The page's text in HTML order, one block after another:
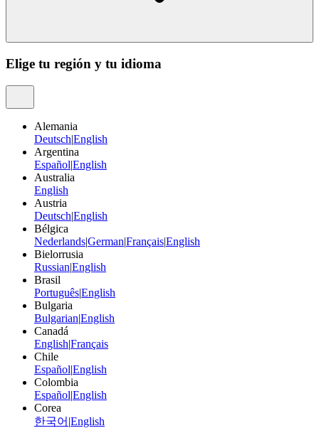
Elige tu región y tu idioma
Alemania
Deutsch|English
Argentina
Español|English
Australia
English
Austria
Deutsch|English
Bélgica
Nederlands|German|Français|English
Bielorrusia
Russian|English
Brasil
Português|English
Bulgaria
Bulgarian|English
Canadá
English|Français
Chile
Español|English
Colombia
Español|English
Corea
한국어 |English